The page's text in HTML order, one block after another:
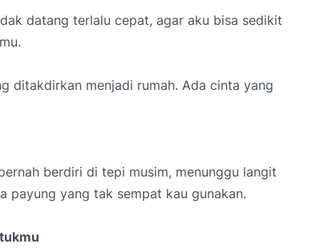
datang terlalu cepat, agar aku bisa sedikit
ditakdirkan menjadi rumah. Ada cinta yang
berdiri di tepi musim, menunggu langit
payung yang tak sempat kau gunakan.